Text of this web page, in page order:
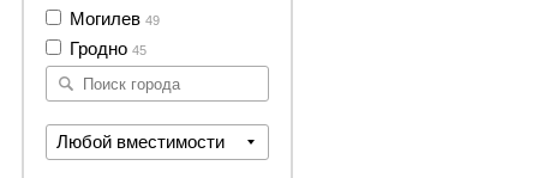
Могилев 49
Гродно 45
Любой вместимости